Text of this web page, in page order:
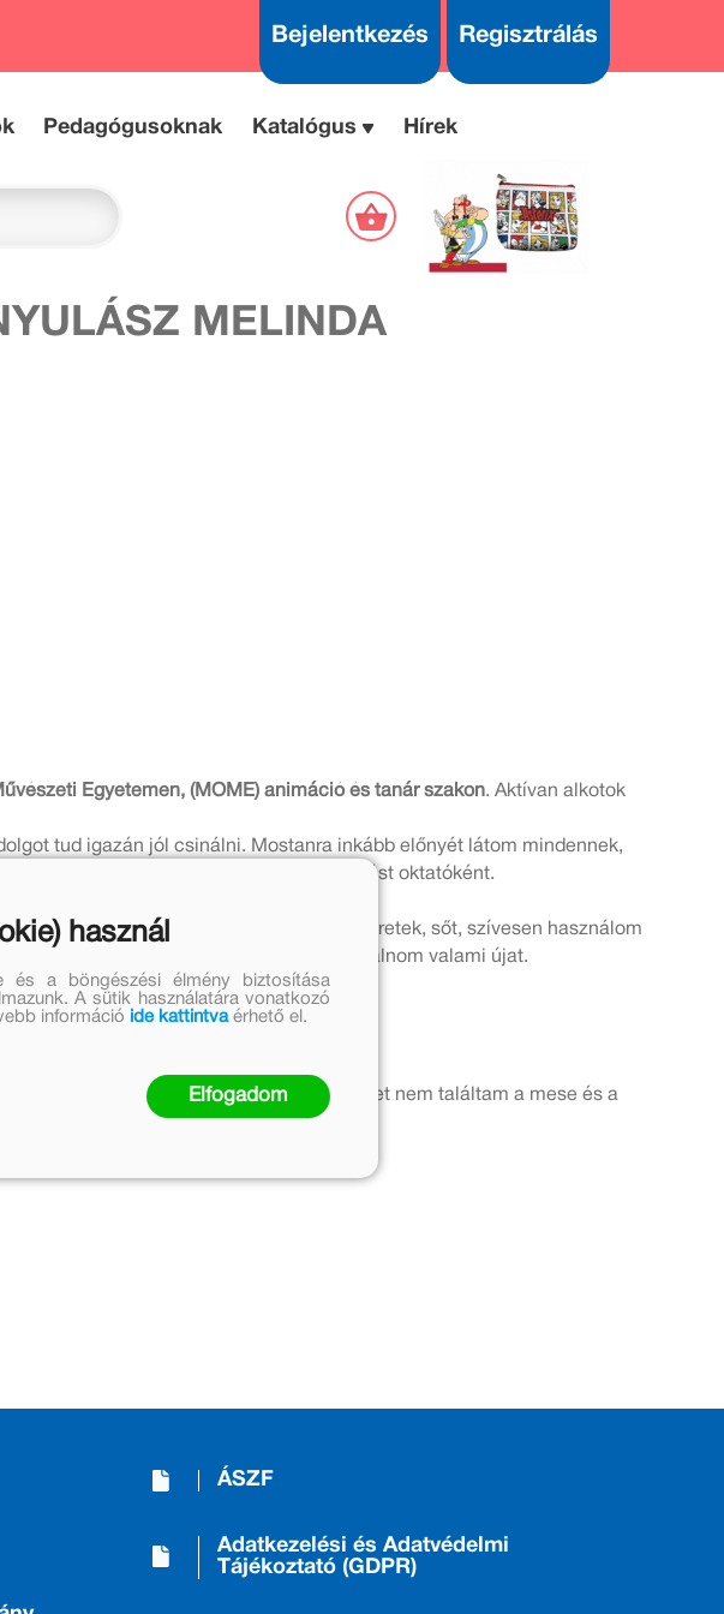
Bejelentkezés Regisztrálás
Pedagógusoknak Katalógus Hírek
MELINDA
Egyetemen, (MOME) animáció és tanár szakon. Aktívan alkotok
tud igazán jól csinálni. Mostanra inkább előnyét látom mindennek,
pedig át tudom adni ezt az alkotói tudást oktatóként.
újításokkal. Rajzolni és festeni is szeretek, sőt, szívesen használom
még nem csináltam, és emiatt ki kell találnom valami újat.
izgalomban, amin épp dolgozom.
nekem, és mivel én semmi különbséget nem találtam a mese és a
ÁSZF
Adatkezelési és Adatvédelmi
Tájékoztató (GDPR)
használ
és a böngészési élmény biztosítása
A sütik használatára vonatkozó
információ ide kattintvaérhető el.
Elfogadom